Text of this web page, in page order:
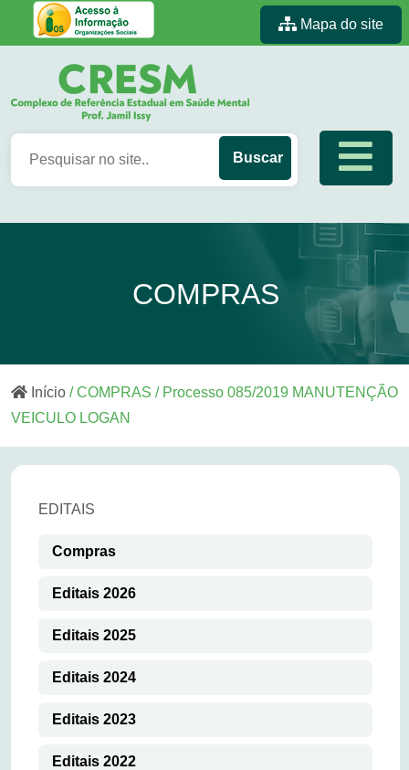
Mapa do site
COMPRAS
Início / COMPRAS / Processo 085/2019 MANUTENÇÃO
VEICULO LOGAN
EDITAIS
Compras
Editais 2026
Editais 2025
Editais 2024
Editais 2023
Editais 2022